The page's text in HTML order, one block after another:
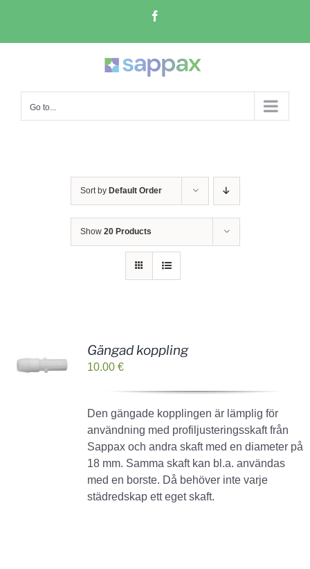
content
Go to...
Sort by Default Order
Show 20 Products
Gängad koppling
10.00 €
Den gängade kopplingen är lämplig för
användning med profiljusteringsskaft från
Sappax och andra skaft med en diameter på
18 mm. Samma skaft kan bl.a. användas
med en borste. Då behöver inte varje
städredskap ett eget skaft.